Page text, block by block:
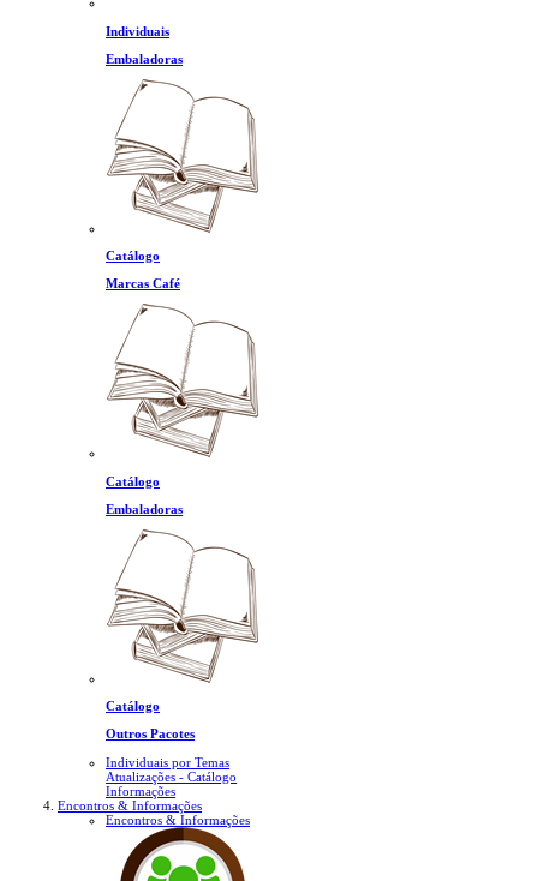
Individuais
Embaladoras
Catálogo
Marcas Café
Catálogo
Embaladoras
Catálogo
Outros Pacotes
Individuais por Temas
Atualizações - Catálogo
Informações
Encontros & Informações
Encontros & Informações